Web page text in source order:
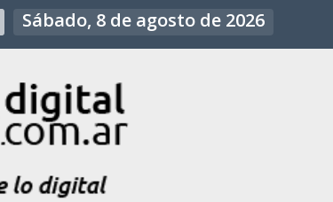
Sábado, 8 de agosto de 2026